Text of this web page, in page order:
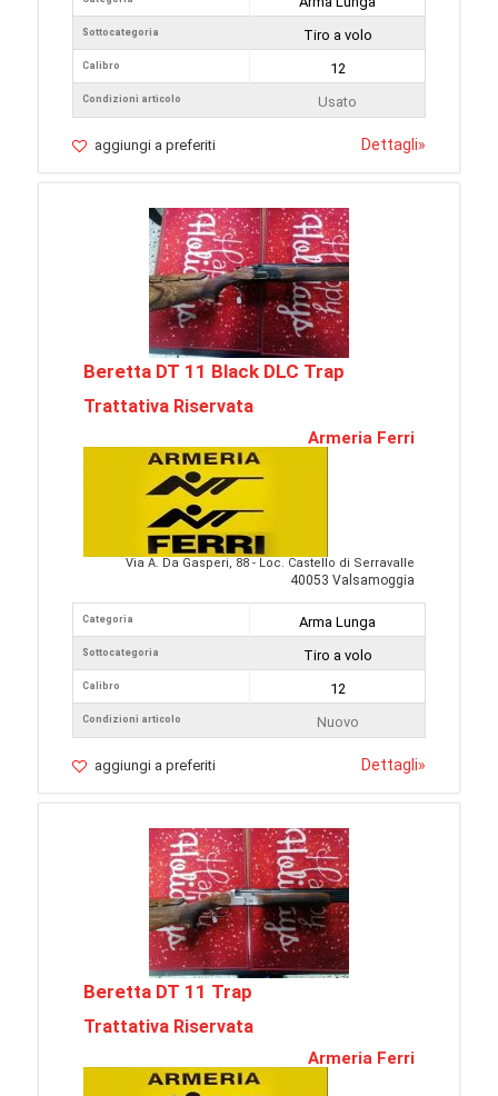
Sottocategoria
Calibro
Condizioni articolo
Tiro a volo
12
Usato
aggiungi a preferiti Dettagli»
Beretta DT 11 Black DLC Trap
Trattativa Riservata
Armeria Ferri
Via A. Da Gasperi, 88 - Loc. Castello di Serravalle
40053 Valsamoggia
Categoria
Sottocategoria
Calibro
Condizioni articolo
Arma Lunga
Tiro a volo
12
Nuovo
aggiungi a preferiti Dettagli»
Beretta DT 11 Trap
Trattativa Riservata
Armeria Ferri